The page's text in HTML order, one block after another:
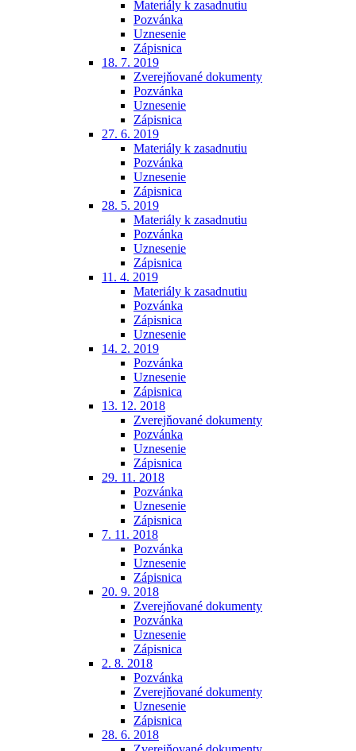
Materiály k zasadnutiu
Pozvánka
Uznesenie
Zápisnica
18. 7. 2019
Zverejňované dokumenty
Pozvánka
Uznesenie
Zápisnica
27. 6. 2019
Materiály k zasadnutiu
Pozvánka
Uznesenie
Zápisnica
28. 5. 2019
Materiály k zasadnutiu
Pozvánka
Uznesenie
Zápisnica
11. 4. 2019
Materiály k zasadnutiu
Pozvánka
Zápisnica
Uznesenie
14. 2. 2019
Pozvánka
Uznesenie
Zápisnica
13. 12. 2018
Zverejňované dokumenty
Pozvánka
Uznesenie
Zápisnica
29. 11. 2018
Pozvánka
Uznesenie
Zápisnica
7. 11. 2018
Pozvánka
Uznesenie
Zápisnica
20. 9. 2018
Zverejňované dokumenty
Pozvánka
Uznesenie
Zápisnica
2. 8. 2018
Pozvánka
Zverejňované dokumenty
Uznesenie
Zápisnica
28. 6. 2018